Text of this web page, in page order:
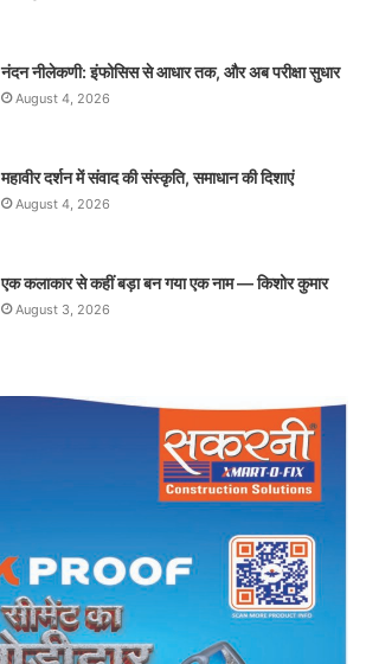
नंदन नीलेकणी: इंफोसिस से आधार तक, और अब परीक्षा सुधार
August 4, 2026
महावीर दर्शन में संवाद की संस्कृति, समाधान की दिशाएं
August 4, 2026
एक कलाकार से कहीं बड़ा बन गया एक नाम — किशोर कुमार
August 3, 2026